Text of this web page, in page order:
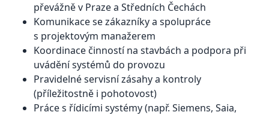
převážně v Praze a Středních Čechách
Komunikace se zákazníky a spolupráce
s projektovým manažerem
Koordinace činností na stavbách a podpora při
uvádění systémů do provozu
Pravidelné servisní zásahy a kontroly
(příležitostně i pohotovost)
Práce s řídicími systémy (např. Siemens, Saia,